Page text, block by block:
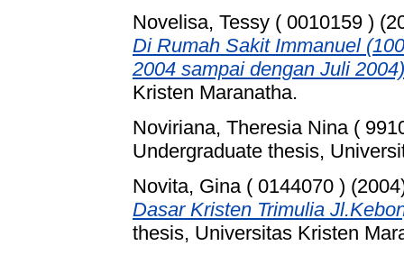
Novelisa, Tessy ( 0010159 )
Di Rumah Sakit Immanuel
2004 sampai dengan Juli
Kristen Maranatha.
Noviriana, Theresia Nina (
Undergraduate thesis,
Novita, Gina ( 0144070 )
Dasar Kristen Trimulia
thesis, Universitas Kristen